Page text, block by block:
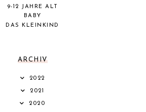
9-12 JAHRE ALT
BABY
DAS KLEINKIND
ARCHIV
2022
2021
2020